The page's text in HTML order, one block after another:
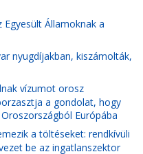
Államoknak a
nyugdíjakban, kiszámolták,
vízumot orosz
a gondolat, hogy
Európába
a töltéseket: rendkívüli
be az ingatlanszektor